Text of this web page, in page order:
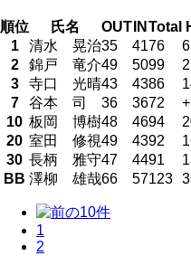
順位 氏名 OUT IN Total
1
清水 晃治35 4176
2
錦戸 竜介49 5099
3
寺口 光晴43 4386
7
谷本 司 36 3672
10 板岡 博樹48 4694
20 室田 修視49 4392
30 長柄 雅守47 4491
BB 澤柳 雄哉66 57123
1
2